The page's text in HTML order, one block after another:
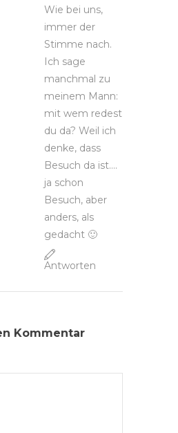
Wie bei uns,
immer der
Stimme nach.
Ich sage
manchmal zu
meinem Mann:
mit wem redest
du da? Weil ich
denke, dass
Besuch da ist….
ja schon
Besuch, aber
anders, als
gedacht 🙂
Antworten
Kommentar